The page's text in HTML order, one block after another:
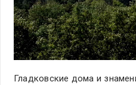
Гладковские дома и